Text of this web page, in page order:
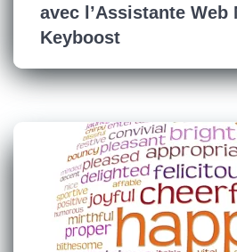
avec l’Assistante Web
Keyboost